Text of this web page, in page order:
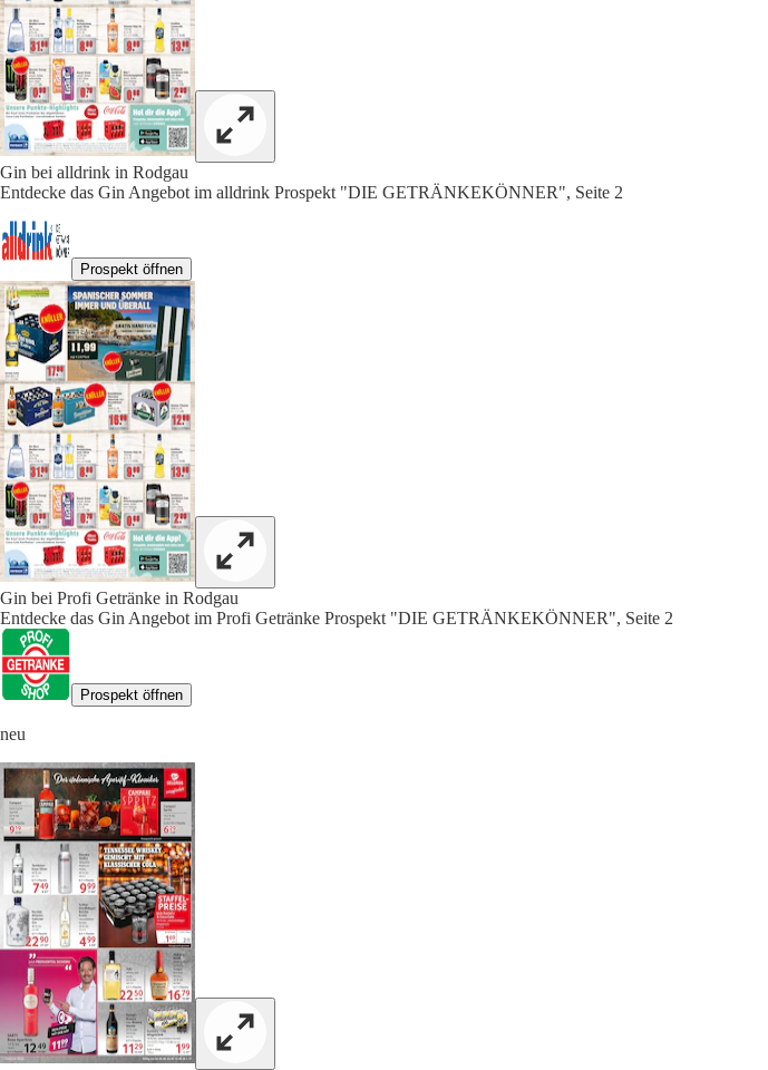
Gin bei alldrink in Rodgau
Entdecke das Gin Angebot im alldrink Prospekt "DIE GETRÄNKEKÖNNER", Seite 2
Prospekt öffnen
Gin bei Profi Getränke in Rodgau
Entdecke das Gin Angebot im Profi Getränke Prospekt "DIE GETRÄNKEKÖNNER", Seite 2
Prospekt öffnen
neu